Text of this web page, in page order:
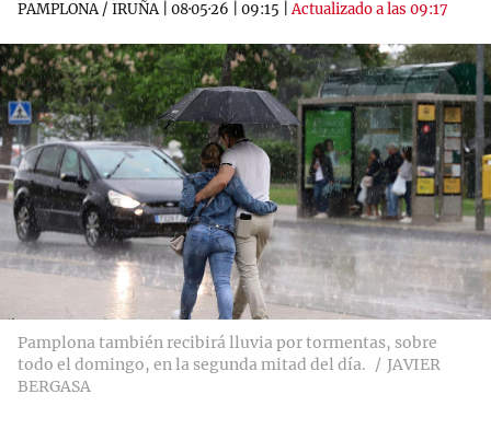
PAMPLONA / IRUÑA| 08·05·26 09:15 |Actualizado a las 09:17
Pamplona también recibirá lluvia por tormentas, sobre
todo el domingo, en la segunda mitad del día.
JAVIER
BERGASA